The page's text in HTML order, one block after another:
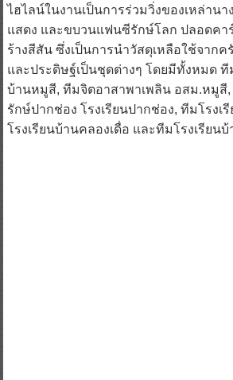
ไฮไลน์ในงานเป็นการร่วมวิ่งของเหล่านา
แสดง และขบวนแฟนซีรักษ์โลก ปลอดคา
ร้างสีสัน ซึ่งเป็นการนำวัสดุเหลือใช้จากค
และประดิษฐ์เป็นชุดต่างๆ โดยมีทั้งหมด ที
บ้านหมูสี, ทีมจิตอาสาพาเพลิน อสม.หมูสี,
รักษ์ปากช่อง โรงเรียนปากช่อง, ทีมโรงเ
โรงเรียนบ้านคลองเดื่อ และทีมโรงเรียนบ้